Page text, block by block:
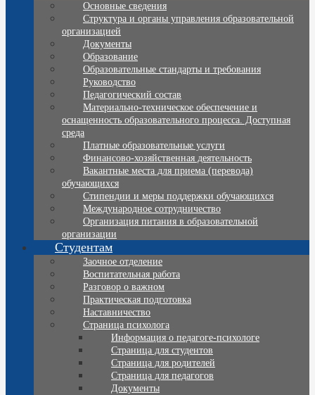
Основные сведения
Структура и органы управления образовательной
организацией
Документы
Образование
Образовательные стандарты и требования
Руководство
Педагогический состав
Материально-техническое обеспечение и
оснащенность образовательного процесса. Доступная
среда
Платные образовательные услуги
Финансово-хозяйственная деятельность
Вакантные места для приема (перевода)
обучающихся
Стипендии и меры поддержки обучающихся
Международное сотрудничество
Организация питания в образовательной
организации
Студентам
Заочное отделение
Воспитательная работа
Разговор о важном
Практическая подготовка
Наставничество
Страница психолога
Информация о педагоге-психологе
Страница для студентов
Страница для родителей
Страница для педагогов
Документы